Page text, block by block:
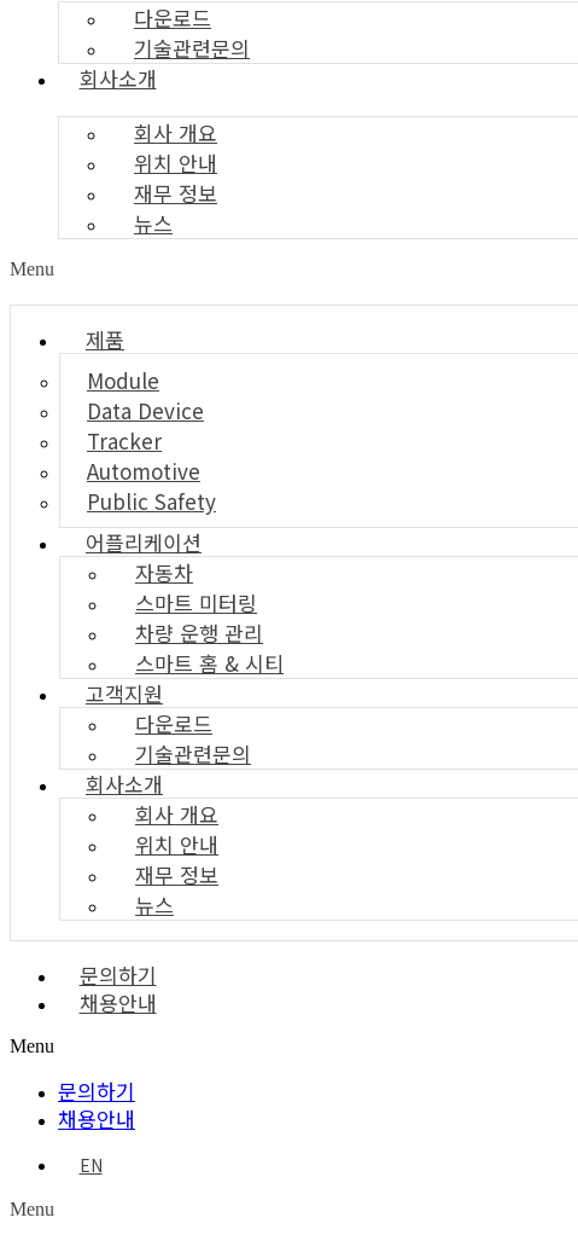
다운로드
기술관련문의
회사소개
회사 개요
위치 안내
재무 정보
뉴스
Menu
제품
Module
Data Device
Tracker
Automotive
Public Safety
어플리케이션
자동차
스마트 미터링
차량 운행 관리
스마트 홈 & 시티
고객지원
다운로드
기술관련문의
회사소개
회사 개요
위치 안내
재무 정보
뉴스
문의하기
채용안내
Menu
문의하기
채용안내
EN
Menu